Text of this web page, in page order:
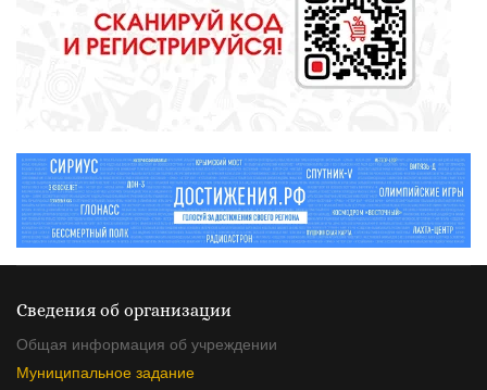
Газманов, «Город мастеров» и
музейные квесты
Сведения об организации
Общая информация об учреждении
Муниципальное задание